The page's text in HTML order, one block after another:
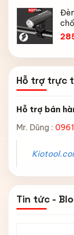
Hỗ trợ trực
Hỗ trợ bán
Mr. Dũng :
Tin tức -